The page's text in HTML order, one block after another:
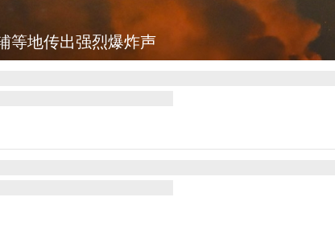
等地传出强烈爆炸声